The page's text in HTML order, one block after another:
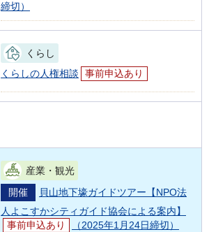
締切）
くらし
くらしの人権相談
事前申込あり
産業・観光
開催
貝山地下壕ガイドツアー【NPO法
人よこすかシティガイド協会による案内】
事前申込あり
（2025年1月24日締切）